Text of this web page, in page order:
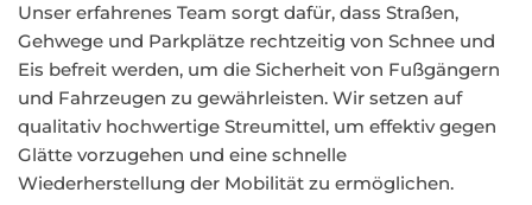
Unser erfahrenes Team sorgt dafür, dass Straßen,
Gehwege und Parkplätze rechtzeitig von Schnee und
Eis befreit werden, um die Sicherheit von Fußgängern
und Fahrzeugen zu gewährleisten. Wir setzen auf
qualitativ hochwertige Streumittel, um effektiv gegen
Glätte vorzugehen und eine schnelle
Wiederherstellung der Mobilität zu ermöglichen.